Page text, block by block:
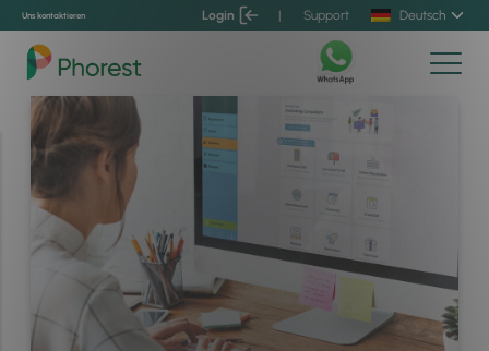
Uns kontaktieren Login | Support Deutsch